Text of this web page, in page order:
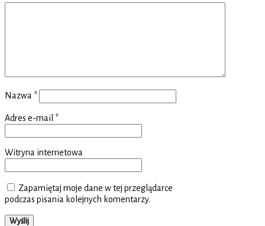
Nazwa *
Adres e-mail *
Witryna internetowa
Zapamiętaj moje dane w tej przeglądarce
podczas pisania kolejnych komentarzy.